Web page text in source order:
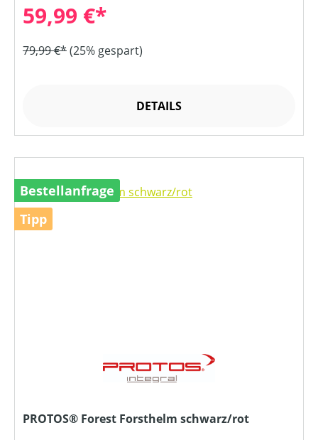
59,99 €*
79,99 €*(25% gespart)
DETAILS
Bestellanfrage
Tipp
PROTOS® Forest Forsthelm schwarz/rot